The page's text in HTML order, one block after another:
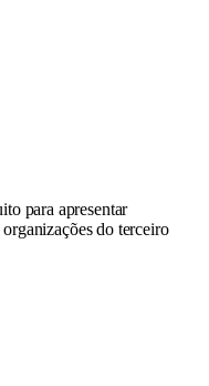
para apresentar
do terceiro